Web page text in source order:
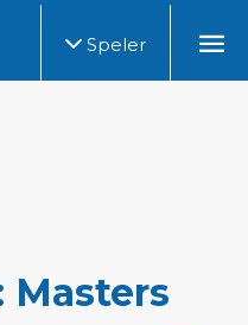
Speler
Masters